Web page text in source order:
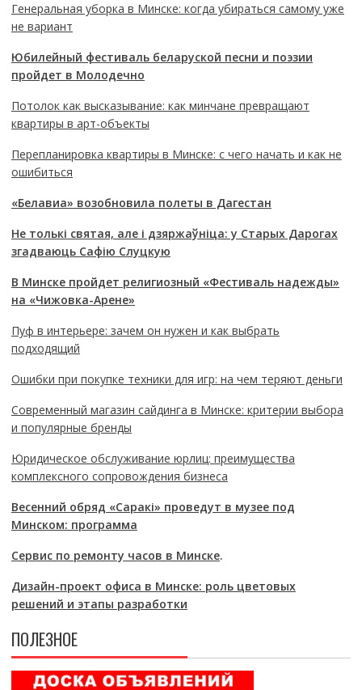
Генеральная уборка в Минске: когда убираться самому уже
не вариант
Юбилейный фестиваль беларуской песни и поэзии
пройдет в Молодечно
Потолок как высказывание: как минчане превращают
квартиры в арт-объекты
Перепланировка квартиры в Минске: с чего начать и как не
ошибиться
«Белавиа» возобновила полеты в Дагестан
Не толькі святая, але і дзяржаўніца: у Старых Дарогах
згадваюць Сафію Слуцкую
В Минске пройдет религиозный «Фестиваль надежды»
на «Чижовка-Арене»
Пуф в интерьере: зачем он нужен и как выбрать
подходящий
Ошибки при покупке техники для игр: на чем теряют деньги
Современный магазин сайдинга в Минске: критерии выбора
и популярные бренды
Юридическое обслуживание юрлиц: преимущества
комплексного сопровождения бизнеса
Весенний обряд «Саракі» проведут в музее под
Минском: программа
Сервис по ремонту часов в Минске.
Дизайн-проект офиса в Минске: роль цветовых
решений и этапы разработки
ПОЛЕЗНОЕ